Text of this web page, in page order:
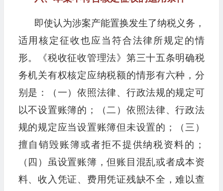
即使认为涉案产能置换发生了纳税义务，
适用核定征收也应当符合法律所规定的情
形。《税收征收管理法》第三十五条明确税
务机关有权核定应纳税额的情形有六种，分
别是：（一）依照法律、行政法规的规定可
以不设置账簿的；（二）依照法律、行政法
规的规定应当设置账簿但未设置的；（三）
擅自销毁账簿或者拒不提供纳税资料的；
（四）虽设置账簿，但账目混乱或者成本资
料、收入凭证、费用凭证残缺不全，难以查